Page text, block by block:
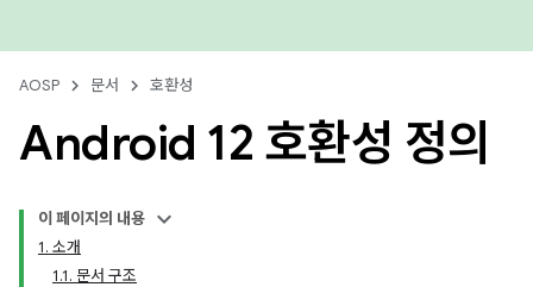
AOSP 문서 호환성
Android 12 호환성 정의
이 페이지의 내용
1. 소개
1.1. 문서 구조